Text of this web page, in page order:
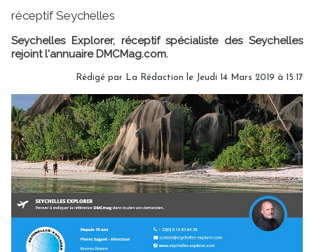
réceptif Seychelles
Seychelles Explorer, réceptif spécialiste des Seychelles
rejoint l'annuaire DMCMag.com.
Rédigé par La Rédaction le Jeudi 14 Mars 2019 à 15:17